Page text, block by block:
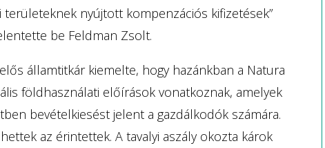
területeknek nyújtott kompenzációs kifizetések”
be Feldman Zsolt.
államtitkár kiemelte, hogy hazánkban a Natura
földhasználati előírások vonatkoznak, amelyek
bevételkiesést jelent a gazdálkodók számára.
az érintettek. A tavalyi aszály okozta károk